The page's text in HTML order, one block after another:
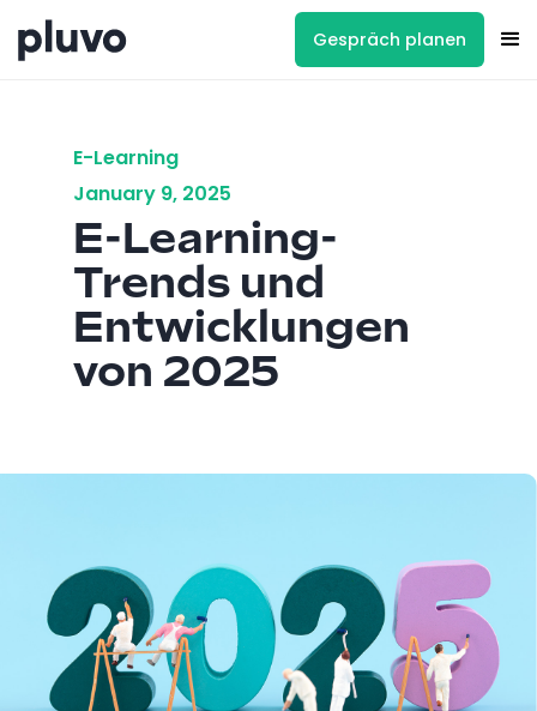
Gespräch planen
E-Learning
January 9, 2025
E-Learning-
Trends und
Entwicklungen
von 2025